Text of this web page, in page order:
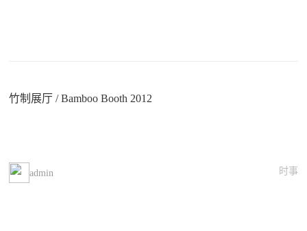
竹制展厅 / Bamboo Booth 2012
admin 时事